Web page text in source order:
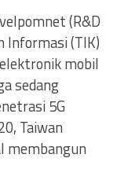
(R&D
Informasi (TIK)
mobil
sedang
5G
Taiwan
membangun